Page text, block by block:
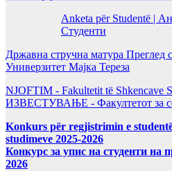
Anketa për Studentë |
Студенти
Државна стручна матура
Универзитет Мајка Тереза
NJOFTIM - Fakultetit të Shkencave
ИЗВЕСТУВАЊЕ - Факултетот за
Konkurs për regjistrimin e
studimeve 2025-2026
Конкурс за упис на студенти на
2026